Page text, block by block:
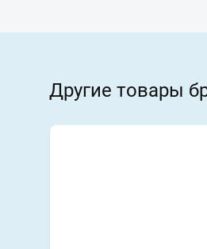
Другие товары